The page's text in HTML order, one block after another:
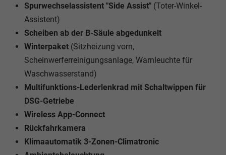
Spurwechselassistent "Side Assist" (Toter-Winkel-
Assistent)
Scheiben ab der B-Säule abgedunkelt
Winterpaket (Sitzheizung vorn,
Scheinwerferreinigungsanlage, Warnleuchte für
Waschwasserstand)
Multifunktions-Lederlenkrad mit Schaltwippen für
DSG-Getriebe
Wireless App-Connect
Rückfahrkamera
Klimaautomatik 3-Zonen-Climatronic